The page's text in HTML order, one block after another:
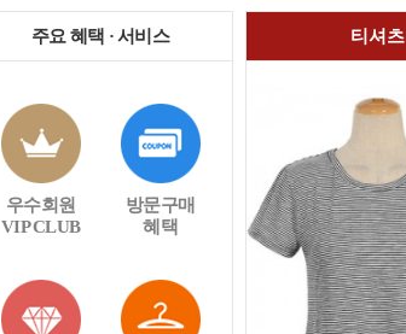
주요 혜택 · 서비스
우수회원
VIP CLUB
방문구매
혜택
티셔츠